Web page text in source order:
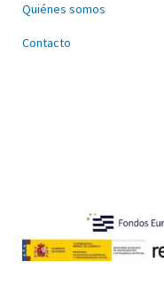
Quiénes somos
Contacto